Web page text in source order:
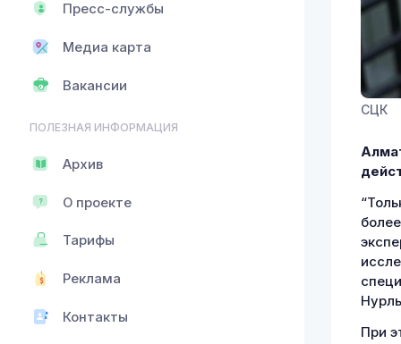
Пресс-службы
Медиа карта
Вакансии
ПОЛЕЗНАЯ ИНФОРМАЦИЯ
Архив
О проекте
Тарифы
Реклама
Контакты
СЦК
При